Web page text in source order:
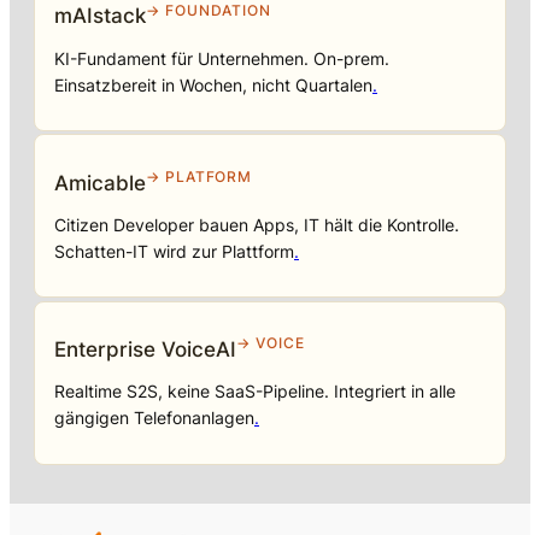
mAIstack→ FOUNDATION
KI-Fundament für Unternehmen. On-prem.
Einsatzbereit in Wochen, nicht Quartalen.
Amicable→ PLATFORM
Citizen Developer bauen Apps, IT hält die Kontrolle.
Schatten-IT wird zur Plattform.
Enterprise VoiceAI→ VOICE
Realtime S2S, keine SaaS-Pipeline. Integriert in alle
gängigen Telefonanlagen.